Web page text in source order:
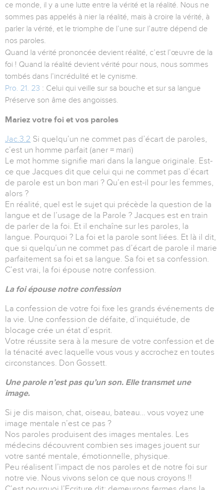
ce monde, il y a une lutte entre la vérité et la réalité. Nous ne
sommes pas appelés à nier la réalité, mais à croire la vérité, à
parler la vérité, et le triomphe de l’une sur l’autre dépend de
nos paroles.
Quand la vérité prononcée devient réalité, c’est l’œuvre de la
foi ! Quand la réalité devient vérité pour nous, nous sommes
tombés dans l’incrédulité et le cynisme.
Pro. 21. 23 : Celui qui veille sur sa bouche et sur sa langue
Préserve son âme des angoisses.
Mariez votre foi et vos paroles
Jac.3.2 Si quelqu’un ne commet pas d’écart de paroles,
c’est un homme parfait (aner = mari)
Le mot homme signifie mari dans la langue originale. Est-
ce que Jacques dit que celui qui ne commet pas d’écart
de parole est un bon mari ? Qu’en est-il pour les femmes,
alors ?
En réalité, quel est le sujet qui précède la question de la
langue et de l’usage de la Parole ? Jacques est en train
de parler de la foi. Et il enchaîne sur les paroles, la
langue. Pourquoi ? La foi et la parole sont liées. Et là il dit,
que si quelqu’un ne commet pas d’écart de parole il marie
parfaitement sa foi et sa langue. Sa foi et sa confession.
C’est vrai, la foi épouse notre confession.
La foi épouse notre confession
La confession de votre foi fixe les grands événements de
la vie. Une confession de défaite, d’inquiétude, de
blocage crée un état d’esprit.
Votre réussite sera à la mesure de votre confession et de
la ténacité avec laquelle vous vous y accrochez en toutes
circonstances. Don Gossett.
Une parole n’est pas qu’un son. Elle transmet une
image.
Si je dis maison, chat, oiseau, bateau… vous voyez une
image mentale n’est ce pas ?
Nos paroles produisent des images mentales. Les
médecins découvrent combien ses images jouent sur
votre santé mentale, émotionnelle, physique.
Peu réalisent l’impact de nos paroles et de notre foi sur
notre vie. Nous vivons selon ce que nous croyons !!